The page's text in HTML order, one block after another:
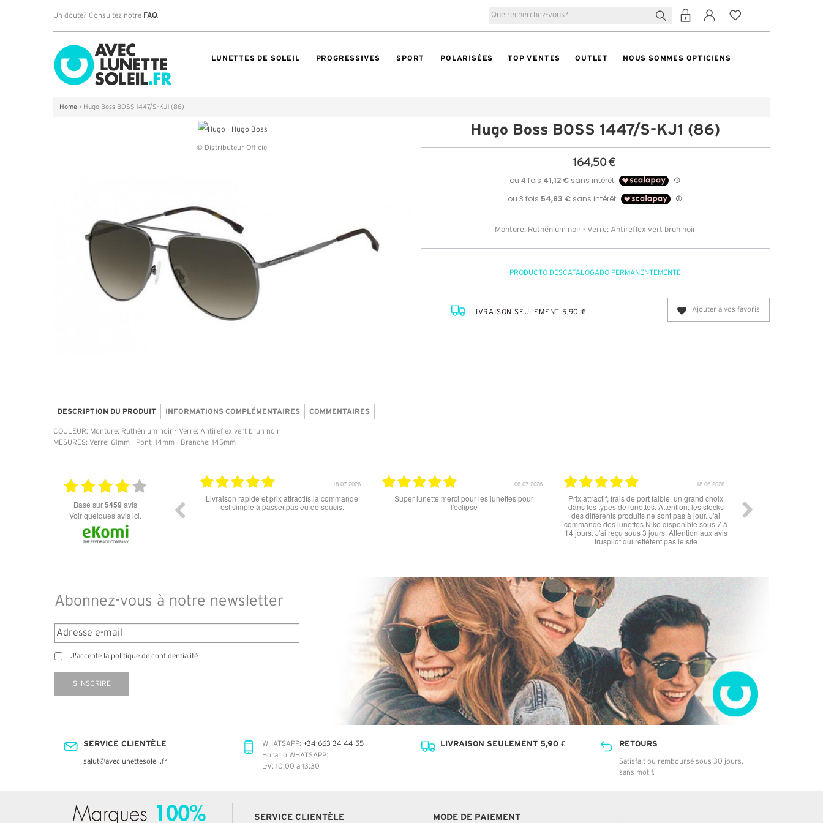
Un doute? Consultez notre FAQ.
LUNETTES DE SOLEIL PROGRESSIVES SPORT POLARISÉES TOP VENTES OUTLET NOUS SOMMES OPTICIENS
Home > Hugo Boss BOSS 1447/S-KJ1 (86)
© Distributeur Officiel
Hugo Boss BOSS 1447/S-KJ1 (86)
164,50 €
Monture: Ruthénium noir - Verre: Antireflex vert brun noir
PRODUCTO DESCATALOGADO PERMANENTEMENTE
LIVRAISON SEULEMENT 5,90 € Ajouter à vos favoris
DESCRIPTION DU PRODUIT INFORMATIONS COMPLÉMENTAIRES COMMENTAIRES
COULEUR: Monture: Ruthénium noir - Verre: Antireflex vert brun noir
MESURES: Verre: 61mm - Pont: 14mm - Branche: 145mm
basé sur5459 avis
Voir quelques avis ici.
18.06.2026
Prix attractif, frais de port faible, un grand choix
dans les types de lunettes. Attention: les stocks
des différents produits ne sont pas à jour. J'ai
commandé des lunettes Nike disponible sous 7 à
14 jours. J'ai reçu sous 3 jours. Attention aux avis
truspilot qui reflètent pas le site
15.06.2026
tout est parfait , que ce soit le produit commandé
ou la livraison . merci
12.06.2026
super les lunettes, très cool, merci
Rien à redire si ce n'est la livraison qui est un
peu longue à mon goût. Cependant les lunettes
sont top !!
Abonnez-vous à notre newsletter
J'accepte la politique de confidentialité
S'INSCRIRE
SERVICE CLIENTÈLE
salut@aveclunettesoleil.fr
WHATSAPP: +34 663 34 44 55
Horario WHATSAPP:
L-V: 10:00 a 13:30
LIVRAISON SEULEMENT 5,90 € RETOURS
Satisfait ou remboursé sous 30 jours,
sans motif.
SERVICE CLIENTÈLE MODE DE PAIEMENT